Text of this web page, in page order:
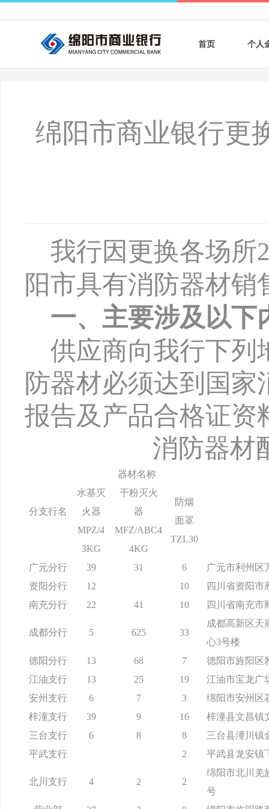
首页 个人
银
绵阳市商业银行更
我行因更换各场所
阳市具有消防器材
一、主要涉及以下
供应商向我行下列
防器材必须达到国
报告及产品合格证资
消防器材
分支行名
器材名称
水基灭
火器
MPZ/4
3KG
干粉灭火
器
MFZ/ABC4
4KG
防烟
面罩
TZL30
广元分行 39 31 6
广元市利州区
资阳分行
12 10
四川省资阳市
南充分行
22 41 10 四川省南充市
成都分行 5 625 33
成都高新区天
心3号楼
德阳分行
13 68 7
德阳市旌阳区
江油支行
13 25 19
江油市宝龙广
安州支行
6 7 3
绵阳市安州区
梓潼支行
39 9 16
梓潼县文昌镇
三台支行
6 8 8
三台县潼川镇
平武支行
2 平武县龙安镇
北川支行 4 2 2
绵阳市北川羌
号